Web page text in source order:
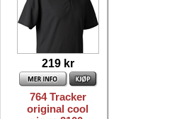
219 kr
764 Tracker
original cool